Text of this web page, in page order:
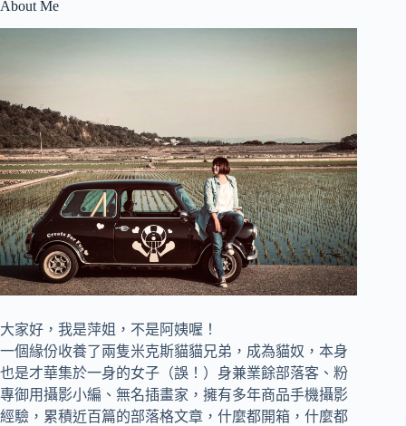
About Me
大家好，我是萍姐，不是阿姨喔！
一個緣份收養了兩隻米克斯貓貓兄弟，成為貓奴， 本身
也是才華集於一身的女子（誤！）身兼業餘部落客、 粉
專御用攝影小編、 無名插畫家， 擁有多年商品手機攝影
經驗，累積近百篇的部落格文章， 什麼都開箱，什麼都